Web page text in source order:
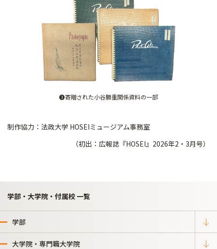
❸寄贈された小谷勝重関係資料の一部
制作協力：法政大学 HOSEIミュージアム事務室
（初出：広報誌『HOSEI』2026年2・3月号）
学部・大学院・付属校 一覧
学部
大学院・専門職大学院